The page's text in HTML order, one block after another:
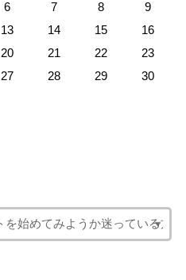
6 7 8
9
13 14 15
16
20 21 22
23
27 28 29
30